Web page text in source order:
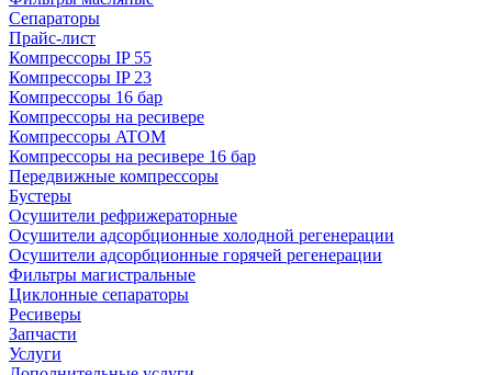
Сепараторы
Прайс-лист
Компрессоры IP 55
Компрессоры IP 23
Компрессоры 16 бар
Компрессоры на ресивере
Компрессоры ATOM
Компрессоры на ресивере 16 бар
Передвижные компрессоры
Бустеры
Осушители рефрижераторные
Осушители адсорбционные холодной регенерации
Осушители адсорбционные горячей регенерации
Фильтры магистральные
Циклонные сепараторы
Ресиверы
Запчасти
Услуги